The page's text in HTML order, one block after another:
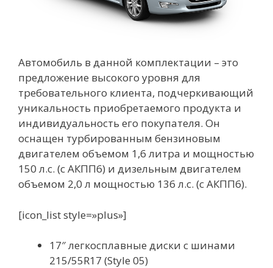
Автомобиль в данной комплектации – это
предложение высокого уровня для
требовательного клиента, подчеркивающий
уникальность приобретаемого продукта и
индивидуальность его покупателя. Он
оснащен турбированным бензиновым
двигателем объемом 1,6 литра и мощностью
150 л.с. (с АКПП6) и дизельным двигателем
объемом 2,0 л мощностью 136 л.с. (с АКПП6).
[icon_list style=»plus»]
17″ легкосплавные диски с шинами
215/55R17 (Style 05)